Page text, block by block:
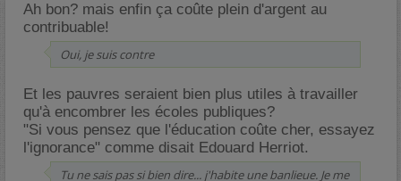
Ah bon? mais enfin ça coûte plein d'argent au
contribuable!
Oui, je suis contre
Et les pauvres seraient bien plus utiles à travailler
qu'à encombrer les écoles publiques?
"Si vous pensez que l'éducation coûte cher, essayez
l'ignorance" comme disait Edouard Herriot.
Tu ne sais pas si bien dire... j'habite une banlieue. Je me